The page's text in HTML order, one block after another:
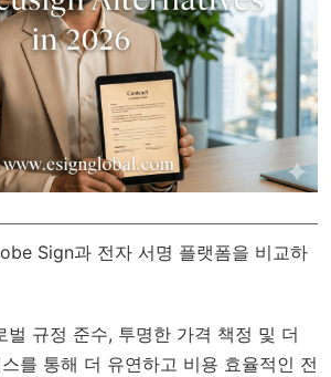
Sign과 전자 서명 플랫폼을 비교하
벌 규정 준수, 투명한 가격 책정 및 더
를 통해 더 유연하고 비용 효율적인 전